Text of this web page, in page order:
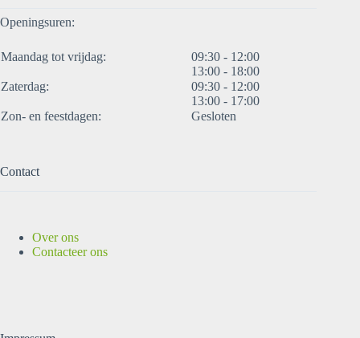
Openingsuren:
Maandag tot vrijdag:
09:30 - 12:00
13:00 - 18:00
Zaterdag:
09:30 - 12:00
13:00 - 17:00
Zon- en feestdagen:
Gesloten
Contact
Over ons
Contacteer ons